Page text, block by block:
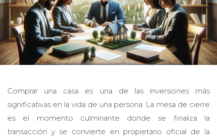
Comprar una casa es una de las inversiones más
significativas en la vida de una persona. La mesa de cierre
es el momento culminante donde se finaliza la
transacción y se convierte en propietario oficial de la